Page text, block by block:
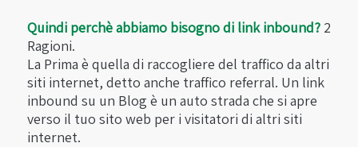
Quindi perchè abbiamo bisogno di link inbound?2
Ragioni.
La Prima è quella di raccogliere del traffico da altri
siti internet, detto anche traffico referral. Un link
inbound su un Blog è un auto strada che si apre
verso il tuo sito web per i visitatori di altri siti
internet.